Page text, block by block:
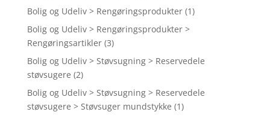
Bolig og Udeliv > Rengøringsprodukter (1)
Bolig og Udeliv > Rengøringsprodukter >
Rengøringsartikler (3)
Bolig og Udeliv > Støvsugning > Reservedele
støvsugere (2)
Bolig og Udeliv > Støvsugning > Reservedele
støvsugere > Støvsuger mundstykke (1)